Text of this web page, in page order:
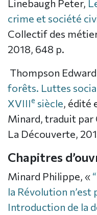
Linebaugh Peter,
crime et société
Collectif des
2018, 648 p.
Thompson
forêts. Luttes
XVIIIe siècle, édité
Minard, traduit par
La Découverte,
Chapitres
Minard Philippe, «
la Révolution n’est
Introduction de la